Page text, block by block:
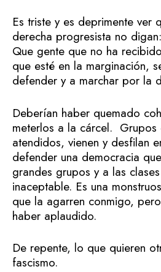
Es triste y es deprimente ver
derecha progresista no digan:
Que gente que no ha
que esté en la marginación,
defender y a marchar por la
Deberían haber quemado
meterlos a la cárcel. Grupos
atendidos, vienen y desfilan
defender una democracia
grandes grupos y a las
inaceptable. Es una
que la agarren conmigo,
haber aplaudido.
De repente, lo que quieren
fascismo.